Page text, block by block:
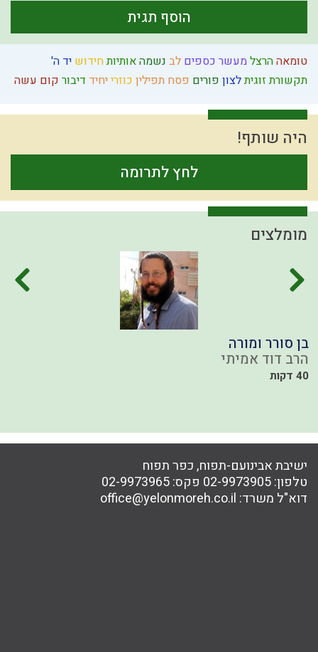
טומאההרצלמעשר כספים לב נשמהאותיותחידוש יד ה'
תקשורת זוגיתלצון פורים פסח תפילין כוזרייחיד דיבור קום עשה
היה שותף!
לחץ לתרומה
הוסף תגית
מומלצים
בן סורר ומורה
הרב דוד אמיתי
40 דקות
ישיבת אבינועם-תפוח, כפר תפוח
טלפון:02-9973905 פקס:02-9973965
דוא"ל משרד: office@yelonmoreh.co.il